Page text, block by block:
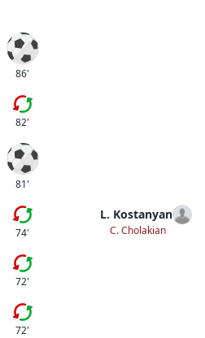
Mål
86'
Femte bytet
82'
Mål
81'
Femte bytet
74'
L. Kostanyan
C. Cholakian
Fjärde bytet
72'
Tredje bytet
72'